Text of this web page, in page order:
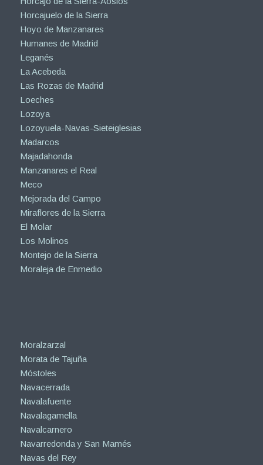
Horcajuelo de la Sierra
Hoyo de Manzanares
Humanes de Madrid
Leganés
La Acebeda
Las Rozas de Madrid
Loeches
Lozoya
Lozoyuela-Navas-Sieteiglesias
Madarcos
Majadahonda
Manzanares el Real
Meco
Mejorada del Campo
Miraflores de la Sierra
El Molar
Los Molinos
Montejo de la Sierra
Moraleja de Enmedio
Moralzarzal
Morata de Tajuña
Móstoles
Navacerrada
Navalafuente
Navalagamella
Navalcarnero
Navarredonda y San Mamés
Navas del Rey